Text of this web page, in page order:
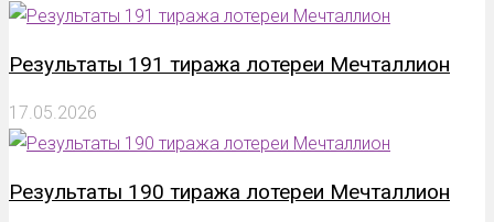
Результаты 191 тиража лотереи Мечталлион
17.05.2026
Результаты 190 тиража лотереи Мечталлион